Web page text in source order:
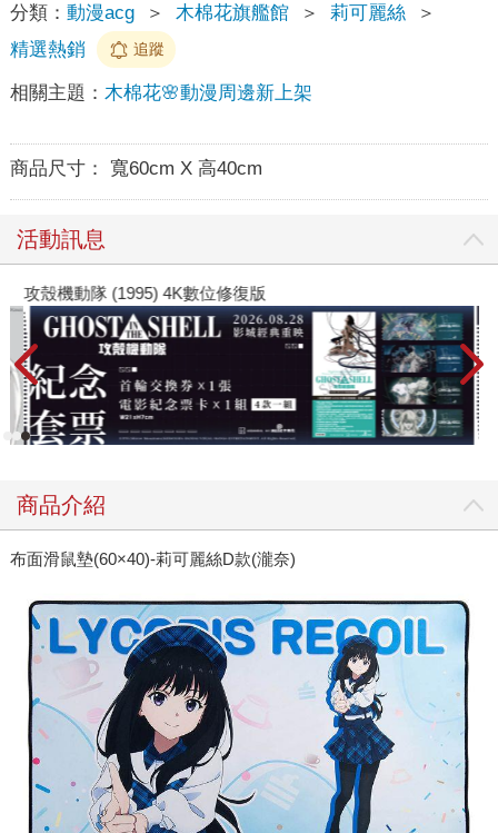
分類： 動漫acg ＞ 木棉花旗艦館 ＞ 莉可麗絲
＞
精選熱銷
追蹤
相關主題： 木棉花🌸動漫周邊新上架
商品尺寸： 寬60cm X 高40cm
活動訊息
攻殼機動隊 (1995) 4K數位修復版
商品介紹
布面滑鼠墊(60×40)-莉可麗絲D款(瀧奈)